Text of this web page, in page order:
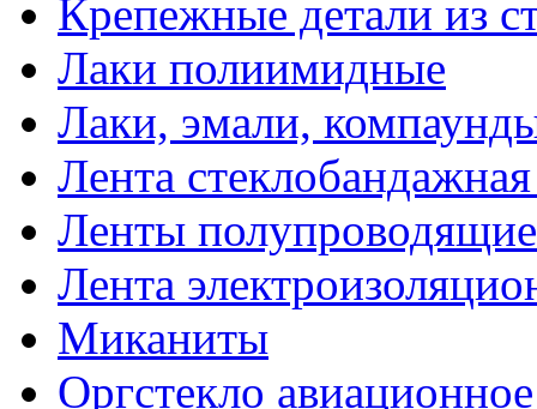
Крепежные детали из
Лаки полиимидные
Лаки, эмали,
Лента
Ленты
Лента
Миканиты
Оргстекло авиационное